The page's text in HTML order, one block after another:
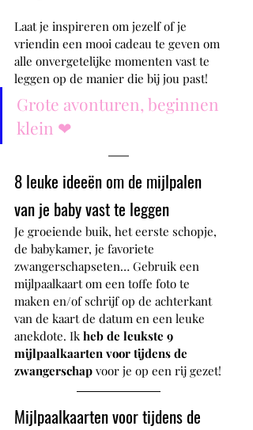
Laat je inspireren om jezelf of je
vriendin een mooi cadeau te geven om
alle onvergetelijke momenten vast te
leggen op de manier die bij jou past!
Grote avonturen, beginnen
klein ❤
8 leuke ideeën om de mijlpalen
van je baby vast te leggen
Je groeiende buik, het eerste schopje,
de babykamer, je favoriete
zwangerschapseten… Gebruik een
mijlpaalkaart om een toffe foto te
maken en/of schrijf op de achterkant
van de kaart de datum en een leuke
anekdote. Ik heb de leukste 9
mijlpaalkaarten voor tijdens de
zwangerschap voor je op een rij gezet!
Mijlpaalkaarten voor tijdens de